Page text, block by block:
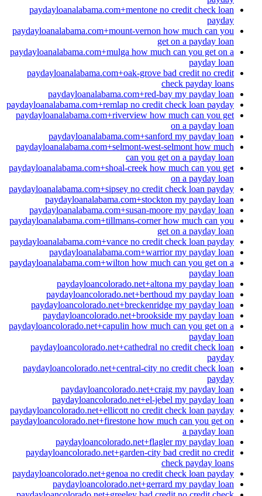
paydayloanalabama.com+mentone no credit check loan
payday
paydayloanalabama.com+mount-vernon how much can you
get on a payday loan
paydayloanalabama.com+mulga how much can you get on a
payday loan
paydayloanalabama.com+oak-grove bad credit no credit
check payday loans
paydayloanalabama.com+red-bay my payday loan
paydayloanalabama.com+remlap no credit check loan payday
paydayloanalabama.com+riverview how much can you get
on a payday loan
paydayloanalabama.com+sanford my payday loan
paydayloanalabama.com+selmont-west-selmont how much
can you get on a payday loan
paydayloanalabama.com+shoal-creek how much can you get
on a payday loan
paydayloanalabama.com+sipsey no credit check loan payday
paydayloanalabama.com+stockton my payday loan
paydayloanalabama.com+susan-moore my payday loan
paydayloanalabama.com+tillmans-corner how much can you
get on a payday loan
paydayloanalabama.com+vance no credit check loan payday
paydayloanalabama.com+warrior my payday loan
paydayloanalabama.com+wilton how much can you get on a
payday loan
paydayloancolorado.net+altona my payday loan
paydayloancolorado.net+berthoud my payday loan
paydayloancolorado.net+breckenridge my payday loan
paydayloancolorado.net+brookside my payday loan
paydayloancolorado.net+capulin how much can you get on a
payday loan
paydayloancolorado.net+cathedral no credit check loan
payday
paydayloancolorado.net+central-city no credit check loan
payday
paydayloancolorado.net+craig my payday loan
paydayloancolorado.net+el-jebel my payday loan
paydayloancolorado.net+ellicott no credit check loan payday
paydayloancolorado.net+firestone how much can you get on
a payday loan
paydayloancolorado.net+flagler my payday loan
paydayloancolorado.net+garden-city bad credit no credit
check payday loans
paydayloancolorado.net+genoa no credit check loan payday
paydayloancolorado.net+gerrard my payday loan